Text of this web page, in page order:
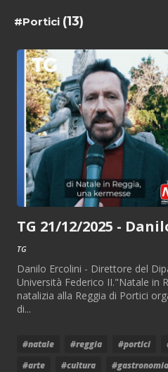
#Portici (13)
TG 21/12/2025 -
TG
Danilo Ercolini - Direttore del
Università Federico II."Natale in
natalizia alla Reggia di Portici
di...
#natale #reggia #portici
#arte
#cultura #gastronomia